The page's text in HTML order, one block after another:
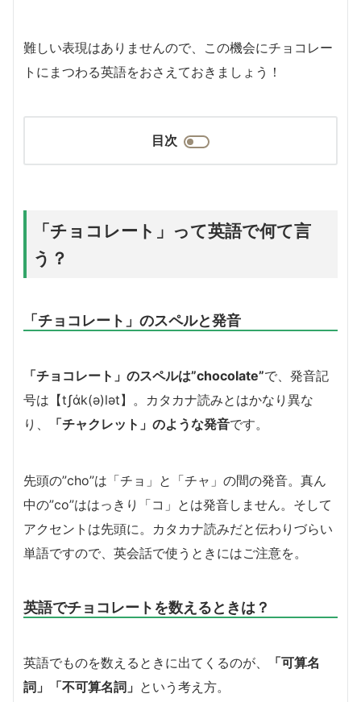
難しい表現はありませんので、この機会にチョコレー
トにまつわる英語をおさえておきましょう！
目次
「チョコレート」って英語で何て言
う？
「チョコレート」のスペルと発音
「チョコレート」のスペルは”chocolate”で、発音記
号は 【tʃάk(ə)lət】。 カタカナ読みとはかなり異な
り、
「チャクレット」のような発音です。
先頭の”cho”は「チョ」と「チャ」の間の発音。真ん
中の”co”ははっきり「コ」とは発音しません。そして
アクセントは先頭に。カタカナ読みだと伝わりづらい
単語ですので、英会話で使うときにはご注意を。
英語でチョコレートを数えるときは？
英語でものを数えるときに出てくるのが、
「可算名
詞」「不可算名詞」 という考え方。